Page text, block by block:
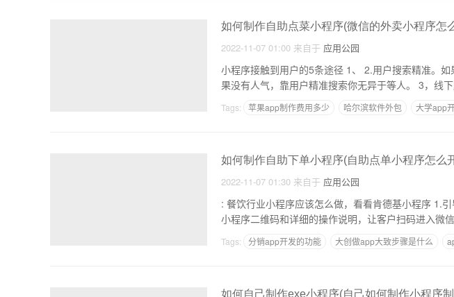
如何制作自助点菜小程序(微信的外卖小程序怎
2022-11-07 01:00 来自于 应用公园
小程序接触到用户的5条途径 1、 2.用户搜索精准。如果你搜索这把尺子精准，就会卡在刷搜索优化的路径上。如
果没有人气，靠
Tags: 苹果app制作费用多少 哈尔滨软件外包 大学app
如何制作自助下单小程序(自助点单小程序怎么
2022-11-07 01:30 来自于 应用公园
: 餐饮行业小程序应该怎么做，看看肯德基小程序 1.引导客户打开入口：存储一个易拉宝或说明书，上面有微信
小程序二维码和详细的操作说明，让客户扫码进入微
Tags: 分销app开发的功能 大创做app大致步骤是什么
如何自己制作exe小程序(自己如何制作小程序